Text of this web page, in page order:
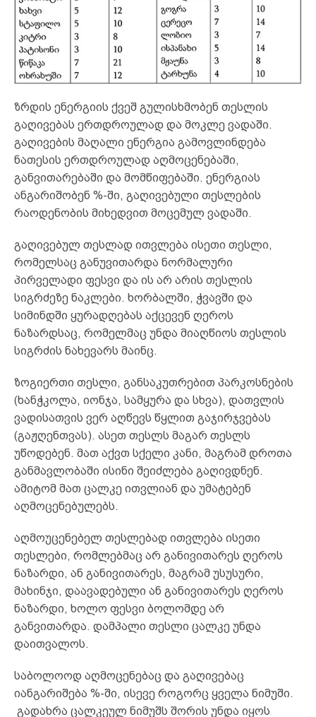
ზრდის ენერგიის ქვეშ გულისხმობენ თესლის
გაღივებას ერთდროულად და მოკლე ვადაში.
გაღივების მაღალი ენერგია გამოვლინდება
ნათესის ერთდროულად აღმოცენებაში,
განვითარებაში და მომწიფებაში. ენერგიას
ანგარიშობენ %-ში, გაღივებული თესლების
რაოდენობის მიხედვით მოცემულ ვადაში.
გაღივებულ თესლად ითვლება ისეთი თესლი,
რომელსაც განუვითარდა ნორმალური
პირველადი ფესვი და ის არ არის თესლის
სიგრძეზე ნაკლები. ხორბალში, ჭვავში და
სიმინდში ყურადღებას აქცევენ ღეროს
ნაზარდსაც, რომელმაც უნდა მიაღწიოს თესლის
სიგრძის ნახევარს მაინც.
ზოგიერთი თესლი, განსაკუთრებით პარკოსნების
(ხანჭკოლა, იონჯა, სამყურა და სხვა), დათვლის
ვადისათვის ვერ აღწევს წყლით გაჯირჯვებას
(გაჟღენთვას). ასეთ თესლს მაგარ თესლს
უწოდებენ. მათ აქვთ სქელი კანი, მაგრამ დროთა
განმავლობაში ისინი შეიძლება გაღივდნენ.
ამიტომ მათ ცალკე ითვლიან და უმატებენ
აღმოცენებულებს.
აღმოუცენებელ თესლებად ითვლება ისეთი
თესლები, რომლებმაც არ განივითარეს ღეროს
ნაზარდი, ან განივითარეს, მაგრამ უსუსური,
მახინჯი, დაავადებული ან განივითარეს ღეროს
ნაზარდი, ხოლო ფესვი ბოლომდე არ
განვითარდა. დამპალი თესლი ცალკე უნდა
დაითვალოს.
საბოლოოდ აღმოცენებაც და გაღივებაც
იანგარიშება %-ში, ისევე როგორც ყველა ნიმუში.
გადახრა ცალკეულ ნიმუშს შორის უნდა იყოს